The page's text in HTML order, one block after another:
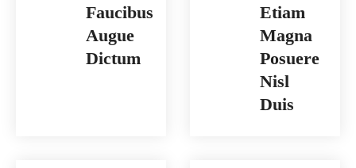
Faucibus
Augue
Dictum
Etiam
Magna
Posuere
Nisl
Duis